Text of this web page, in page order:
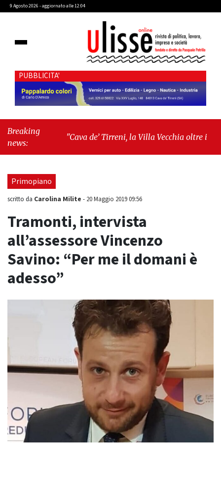
9 Agosto 2026 - aggiornato alle 12:04
PUBBLICITA'
Breaking
news:
"Cava de’ Tirreni, la Villa Vecchia oltre i vandali: il
“Serve chiarezza!”"
Primopiano
scritto da Carolina Milite - 20 Maggio 2019 09:56
Tramonti, intervista
all’assessore Vincenzo
Savino: “Per me il domani è
adesso”